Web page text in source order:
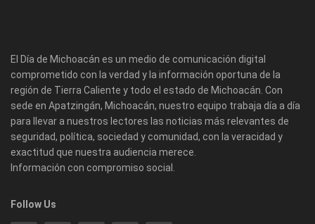
El Día de Michoacán es un medio de comunicación digital
comprometido con la verdad y la información oportuna de la
región de Tierra Caliente y todo el estado de Michoacán. Con
sede en Apatzingán, Michoacán, nuestro equipo trabaja día a día
para llevar a nuestros lectores las noticias más relevantes de
seguridad, política, sociedad y comunidad, con la veracidad y
exactitud que nuestra audiencia merece.
Información con compromiso social.
Follow Us